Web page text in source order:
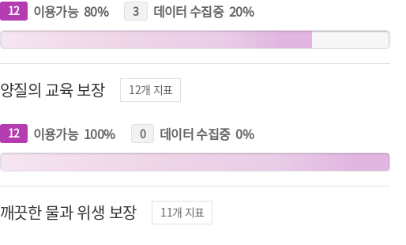
12개
지
표
이용가능 80% 3개
지
표
데이터 수집중 20%
양질의 교육 보장 12개 지표
12개
지
표
이용가능 100% 0개
지
표
데이터 수집중 0%
깨끗한 물과 위생 보장 11개 지표